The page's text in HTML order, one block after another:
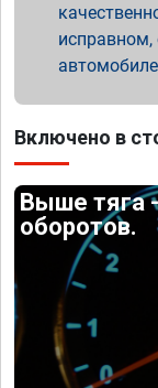
Включено в
Выше тяга
оборотов.